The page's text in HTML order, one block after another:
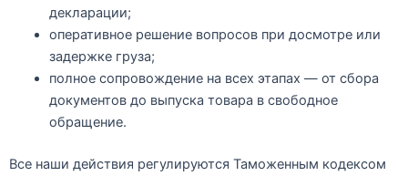
декларации;
оперативное решение вопросов при досмотре или
задержке груза;
полное сопровождение на всех этапах — от сбора
документов до выпуска товара в свободное
обращение.
Все наши действия регулируются Таможенным кодексом